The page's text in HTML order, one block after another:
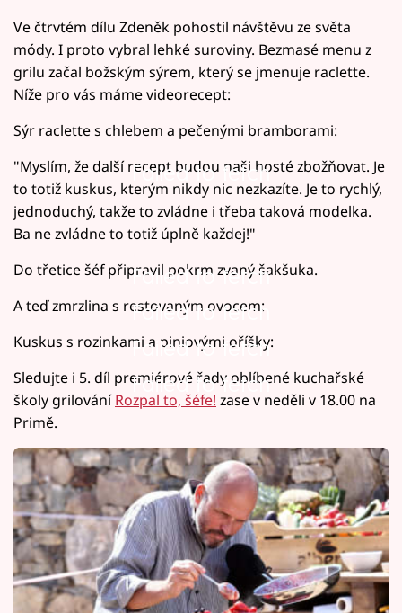
Ve čtrvtém dílu Zdeněk pohostil návštěvu ze světa
módy. I proto vybral lehké suroviny. Bezmasé menu z
grilu začal božským sýrem, který se jmenuje raclette.
Níže pro vás máme videorecept:
Sýr raclette s chlebem a pečenými bramborami:
Failed to fetch
"Myslím, že další recept budou naši hosté zbožňovat. Je
to totiž kuskus, kterým nikdy nic nezkazíte. Je to rychlý,
jednoduchý, takže to zvládne i třeba taková modelka.
Ba ne zvládne to totiž úplně každej!"
Failed to fetch
Do třetice šéf připravil pokrm zvaný šakšuka.
Failed to fetch
A teď zmrzlina s restovaným ovocem:
Failed to fetch
Kuskus s rozinkami a piniovými oříšky:
Failed to fetch
Sledujte i 5. díl premiérové řady oblíbené kuchařské
školy grilováníRozpal to, šéfe! zase v neděli v 18.00 na
Primě.